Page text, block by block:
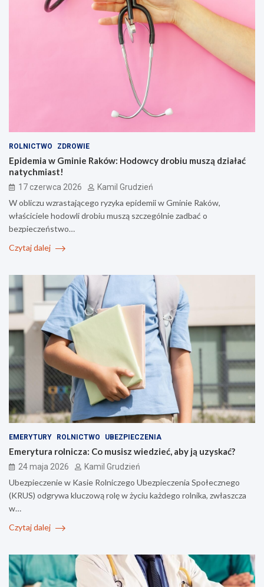
ROLNICTWO ZDROWIE
Epidemia w Gminie Raków: Hodowcy drobiu muszą działać
natychmiast!
17 czerwca 2026 Kamil Grudzień
W obliczu wzrastającego ryzyka epidemii w Gminie Raków,
właściciele hodowli drobiu muszą szczególnie zadbać o
bezpieczeństwo…
Czytaj dalej
EMERYTURY ROLNICTWO UBEZPIECZENIA
Emerytura rolnicza: Co musisz wiedzieć, aby ją uzyskać?
24 maja 2026 Kamil Grudzień
Ubezpieczenie w Kasie Rolniczego Ubezpieczenia Społecznego
(KRUS) odgrywa kluczową rolę w życiu każdego rolnika, zwłaszcza
w…
Czytaj dalej